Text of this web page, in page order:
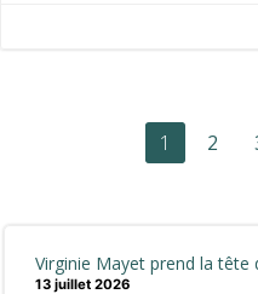
Posts Page
1 Page
2
Virginie Mayet prend la tête
13 juillet 2026